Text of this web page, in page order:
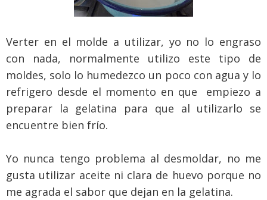
Verter en el molde a utilizar, yo no lo engraso
con nada, normalmente utilizo este tipo de
moldes, solo lo humedezco un poco con agua y lo
refrigero desde el momento en que empiezo a
preparar la gelatina para que al utilizarlo se
encuentre bien frío.
Yo nunca tengo problema al desmoldar, no me
gusta utilizar aceite ni clara de huevo porque no
me agrada el sabor que dejan en la gelatina.